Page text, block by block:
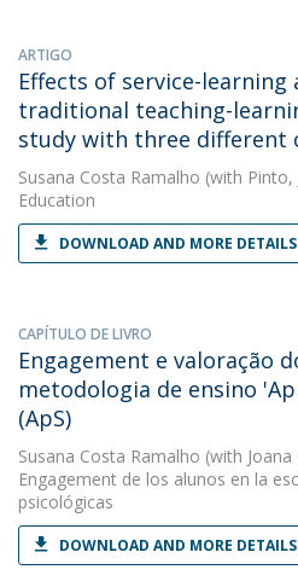
ARTIGO
Effects of service-learning
traditional teaching-
study with three different
Susana Costa Ramalho (with Pinto,
Education
DOWNLOAD AND MORE DETAILS
CAPÍTULO DE LIVRO
Engagement e valoração
metodologia de ensino
(ApS)
Susana Costa Ramalho (with
Engagement de los alunos en la
psicológicas
DOWNLOAD AND MORE DETAILS